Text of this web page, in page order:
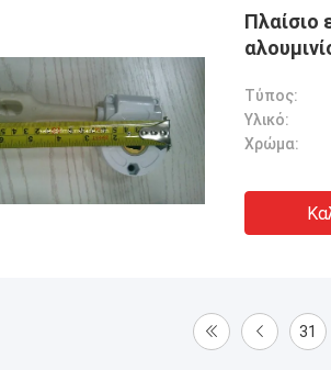
Πλαίσιο
Τύπος:
Υλικό:
Χρώμα:
31